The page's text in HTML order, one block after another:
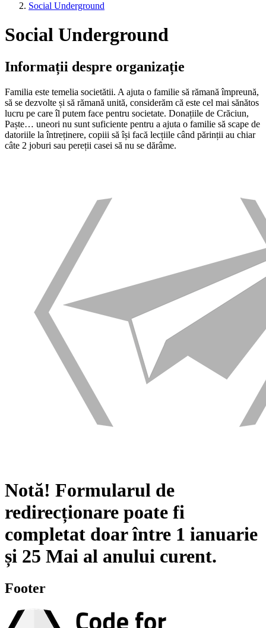
Social Underground
Social Underground
Informații despre organizație
Familia este temelia societătii. A ajuta o familie să rămană împreună,
să se dezvolte și să rămană unită, considerăm că este cel mai sănătos
lucru pe care îl putem face pentru societate. Donațiile de Crăciun,
Paște… uneori nu sunt suficiente pentru a ajuta o familie să scape de
datoriile la întreținere, copiii să își facă lecțiile când părinții au chiar
câte 2 joburi sau pereții casei să nu se dărâme.
Notă! Formularul de
redirecționare poate fi
completat doar între 1 ianuarie
și 25 Mai al anului curent.
Footer